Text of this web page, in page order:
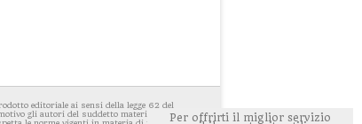
editoriale ai sensi della legge 62 del
gli autori del suddetto materiale avesseroPer offrirti il miglior servizio